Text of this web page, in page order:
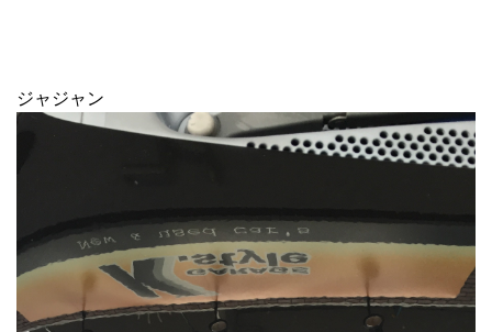
ジャジャン